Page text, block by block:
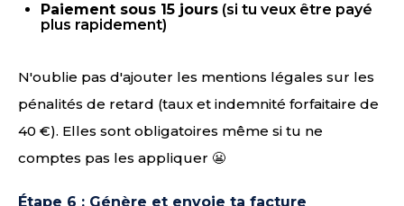
Paiement sous 15 jours (si tu veux être payé
plus rapidement)
N'oublie pas d'ajouter les mentions légales sur les
pénalités de retard (taux et indemnité forfaitaire de
40 €). Elles sont obligatoires même si tu ne
comptes pas les appliquer 😬
Étape 6 : Génère et envoie ta facture